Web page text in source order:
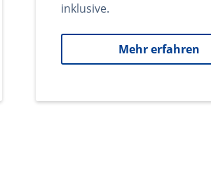
inklusive.
Mehr erfahren